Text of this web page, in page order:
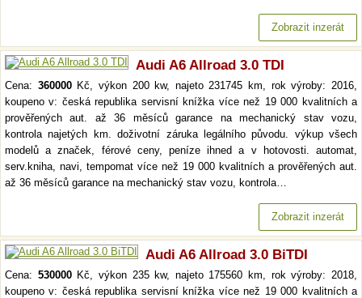
Zobrazit inzerát
Audi A6 Allroad 3.0 TDI
Cena: 360000Kč, výkon 200 kw, najeto 231745 km, rok výroby: 2016,
koupeno v: česká republika servisní knížka více než 19 000 kvalitních a
prověřených aut. až 36 měsíců garance na mechanický stav vozu,
kontrola najetých km. doživotní záruka legálního původu. výkup všech
modelů a značek, férové ceny, peníze ihned a v hotovosti. automat,
serv.kniha, navi, tempomat více než 19 000 kvalitních a prověřených aut.
až 36 měsíců garance na mechanický stav vozu, kontrola…
Zobrazit inzerát
Audi A6 Allroad 3.0 BiTDI
Cena: 530000Kč, výkon 235 kw, najeto 175560 km, rok výroby: 2018,
koupeno v: česká republika servisní knížka více než 19 000 kvalitních a